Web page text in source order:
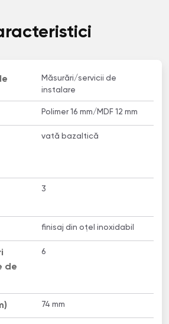
Măsurări/servicii de
instalare
Polimer 16 mm/MDF 12 mm
vată bazaltică
3
finisaj din oțel inoxidabil
de
6
74 mm